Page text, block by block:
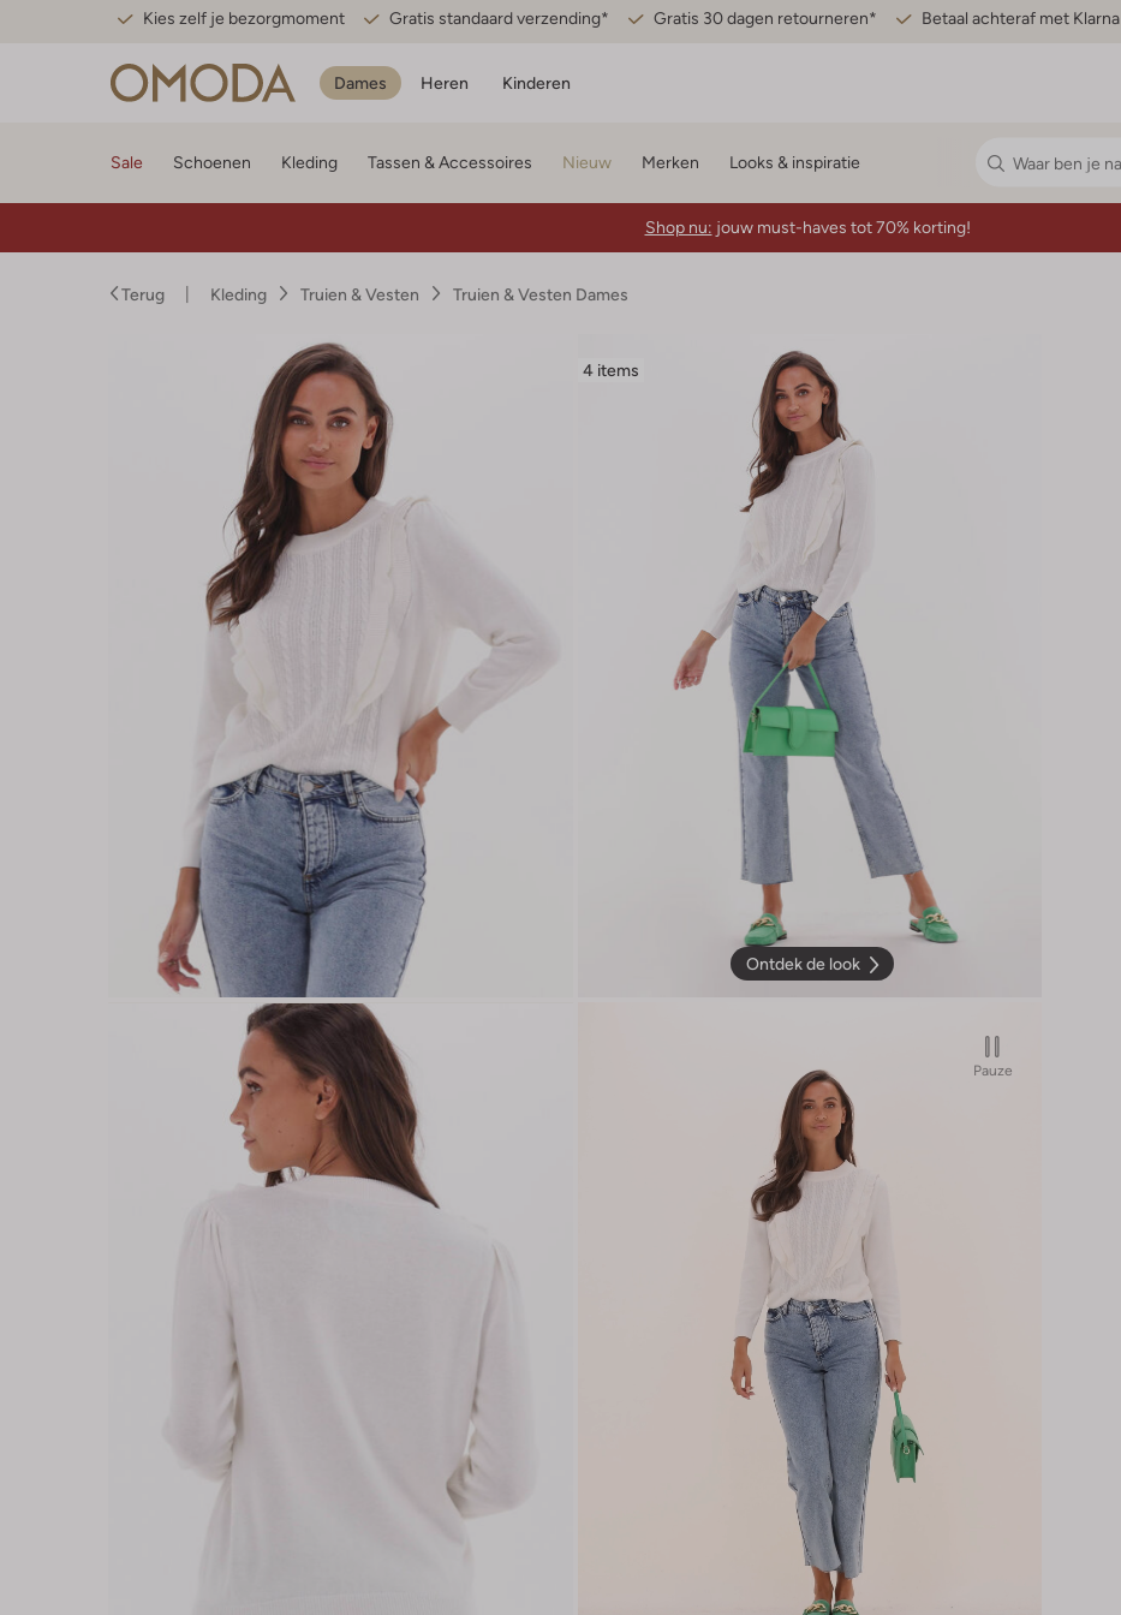
Kies zelf je bezorgmoment Gratis standaard verzending* Gratis 30 dagen retourneren* Betaal achteraf met Klarna
Dames Heren Kinderen
Sale Schoenen Kleding Tassen & Accessoires Nieuw Merken Looks & inspiratie
Shop nu: jouw must-haves tot 70% korting!
Terug Kleding Truien & Vesten Truien & Vesten Dames
4 items
Ontdek de look
Pauze